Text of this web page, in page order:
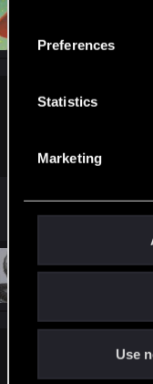
Preferences
Statistics
Marketing
Use
Verrjerah;n9786471 said:
Тоже напишите в
Verrjerah
Rabastanka;n9786761